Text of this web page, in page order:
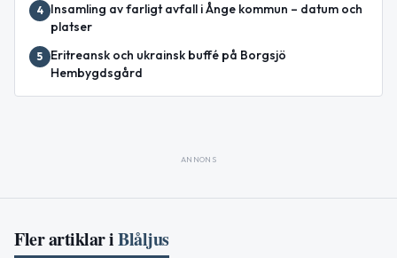
4
Insamling av farligt avfall i Ånge kommun – datum och
platser
5
Eritreansk och ukrainsk buffé på Borgsjö
Hembygdsgård
ANNONS
Fler artiklar iBlåljus